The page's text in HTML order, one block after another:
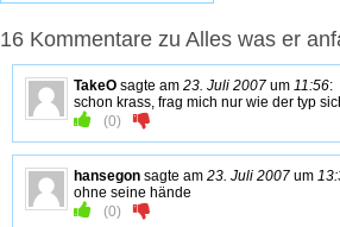
16 Kommentare zu Alles was er
TakeO sagte am 23. Juli 2007 um 11:56:
schon krass, frag mich nur wie der typ
(0)
hansegon sagte am 23. Juli 2007 um
ohne seine hände
(0)